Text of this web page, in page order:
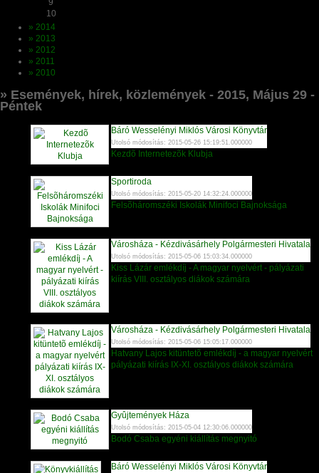
9
10
» 2014
» 2013
» 2012
» 2011
» 2010
» Események, hírek, közlemények - 2015, Május 29 -
Péntek
Báró Wesselényi Miklós Városi Könyvtár
Utolsó módosítás: 2015-05-26 15:19:51.000000
Kezdõ Internetezõk Klubja
Sportiroda
Utolsó módosítás: 2015-05-20 14:32:24.000000
Felsõháromszéki Iskolák Minifoci Bajnoksága
Városháza - Kézdivásárhely Polgármesteri Hivatala
Utolsó módosítás: 2015-05-06 15:03:34.000000
Kiss Lázár emlékdíj - A magyar nyelvért - pályázati
kiírás VIII. osztályos diákok számára
Városháza - Kézdivásárhely Polgármesteri Hivatala
Utolsó módosítás: 2015-05-06 15:05:17.000000
Hatvany Lajos kitüntetõ emlékdíj - a magyar nyelvért
pályázati kiírás IX-XI. osztályos diákok számára
Gyûjtemények Háza
Utolsó módosítás: 2015-05-04 12:30:06.000000
Bodó Csaba egyéni kiállítás megnyitó
Báró Wesselényi Miklós Városi Könyvtár